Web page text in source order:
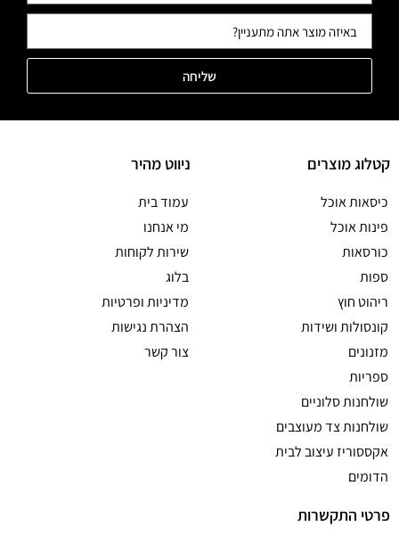
שליחה
קטלוג מוצרים
כיסאות אוכל
פינות אוכל
כורסאות
ספות
ריהוט חוץ
קונסולות ושידות
מזנונים
ספריות
שולחנות סלוניים
שולחנות צד מעוצבים
אקססוריז עיצוב לבית
הדומים
ניווט מהיר
עמוד בית
מי אנחנו
שירות לקוחות
בלוג
מדיניות ופרטיות
הצהרת נגישות
צור קשר
פרטי התקשרות